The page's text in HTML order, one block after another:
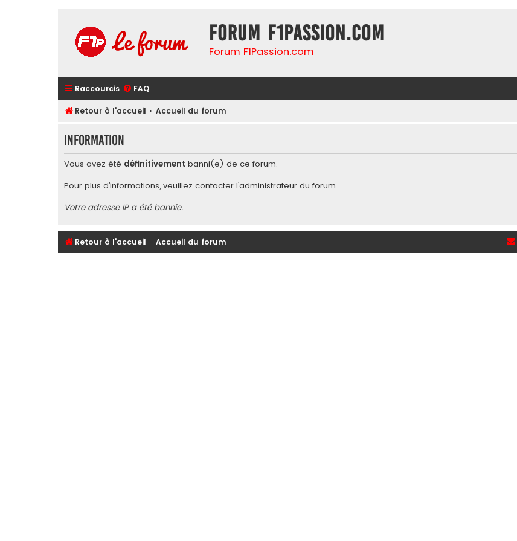
Forum F1Passion.com
Forum F1Passion.com
Raccourcis FAQ
Retour à l'accueil Accueil du forum
Information
Vous avez été définitivement banni(e) de ce forum.
Pour plus d’informations, veuillez contacter l’administrateur du forum.
Votre adresse IP a été bannie.
Retour à l'accueil Accueil du forum